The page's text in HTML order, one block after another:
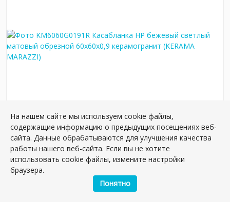
KM6060G0191R Касабланка HP бежевый
светлый матовый обрезной 60x60x0,9
керамогранит
Артикул:KM6060G0191R
Размер: 60*60 см
Вес: 37.50 кг
шт
На нашем сайте мы используем cookie файлы,
содержащие информацию о предыдущих посещениях веб-
сайта. Данные обрабатываются для улучшения качества
работы нашего веб-сайта. Если вы не хотите
использовать cookie файлы, измените настройки
браузера.
Понятно